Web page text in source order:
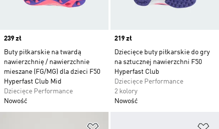
Price
239 zł
Buty piłkarskie na twardą
nawierzchnię / nawierzchnie
mieszane (FG/MG) dla dzieci F50
Hyperfast Club Mid
Dziecięce Performance
Nowość
Price
219 zł
Dziecięce buty piłkarskie do gry
na sztucznej nawierzchni F50
Hyperfast Club
Dziecięce Performance
2 kolory
Nowość